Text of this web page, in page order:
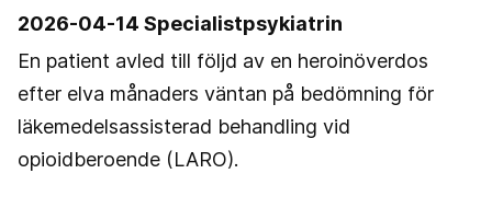
2026-04-14 Specialistpsykiatrin
En patient avled till följd av en heroinöverdos
efter elva månaders väntan på bedömning för
läkemedelsassisterad behandling vid
opioidberoende (LARO).